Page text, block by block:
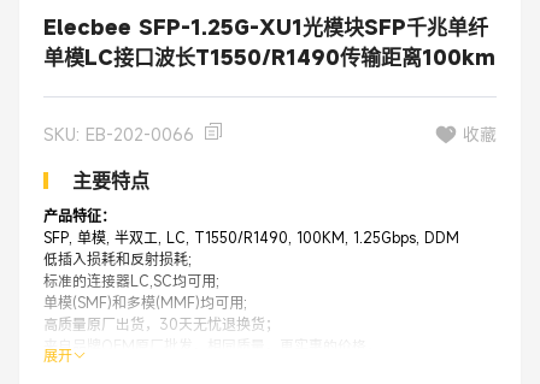
Elecbee SFP-1.25G-XU1光模块SFP千兆单纤
单模LC接口波长T1550/R1490传输距离100km
SKU: EB-202-0066 收藏
主要特点
产品特征：
SFP, 单模, 半双工, LC, T1550/R1490, 100KM, 1.25Gbps, DDM
低插入损耗和反射损耗;
标准的连接器LC,SC均可用;
单模(SMF)和多模(MMF)均可用;
高质量原厂出货，30天无忧退换货；
来自品牌OEM原厂批发，相同质量，更实惠的价格。
应用：
展开